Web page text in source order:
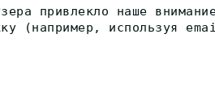
привлекло наше
(например, используя